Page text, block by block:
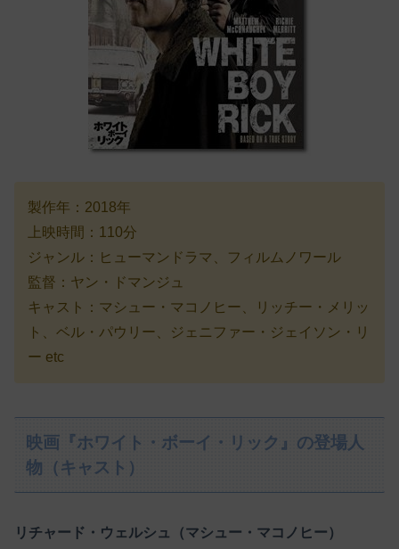
製作年：2018年
上映時間：110分
ジャンル：ヒューマンドラマ、フィルムノワール
監督：ヤン・ドマンジュ
キャスト：マシュー・マコノヒー、リッチー・メリッ
ト、ベル・パウリー、ジェニファー・ジェイソン・リ
ー etc
映画『ホワイト・ボーイ・リック』の登場人
物（キャスト）
リチャード・ウェルシュ（マシュー・マコノヒー）